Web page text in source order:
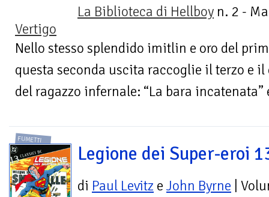
La Biblioteca di Hellboy n. 2 -
Vertigo
Nello stesso splendido imitlin e oro del
questa seconda uscita raccoglie il terzo e
del ragazzo infernale: “La bara incatenata”
FUMETTI
Legione dei Super-eroi
di Paul Levitz e John Byrne |